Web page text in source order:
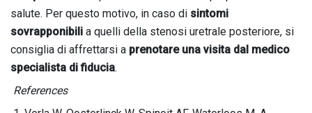
salute. Per questo motivo, in caso di sintomi
sovrapponibili a quelli della stenosi uretrale posteriore, si
consiglia di affrettarsi a prenotare una visita dal medico
specialista di fiducia.
References